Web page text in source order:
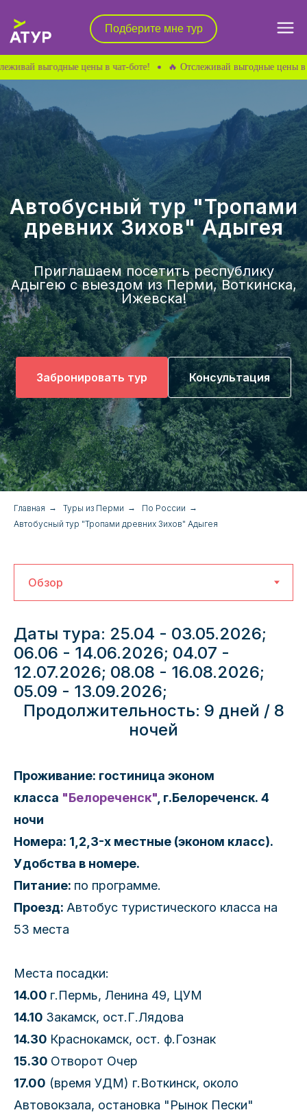
Подбор тура
🔥 Горящие туры
Почему А-ТУР
Подберите мне тур
Подберите мне тур
цены в чат-боте! 🔥 Отслеживай выгодные цены в чат-боте!
Автобусный тур "Тропами
древних Зихов" Адыгея
Приглашаем посетить республику
Адыгею с выездом из Перми, Воткинска,
Ижевска!
Забронировать тур Консультация
Главная → Туры из Перми → По России →
Автобусный тур "Тропами древних Зихов" Адыгея
Даты тура: 25.04 - 03.05.2026;
06.06 - 14.06.2026; 04.07 -
12.07.2026; 08.08 - 16.08.2026;
05.09 - 13.09.2026;
Продолжительность: 9 дней / 8
ночей
Проживание: гостиница эконом
класса "Белореченск" , г.Белореченск. 4
ночи
Номера: 1,2,3-х местные (эконом класс).
Удобства в номере.
Питание: по программе.
Проезд: Автобус туристического класса на
53 места
Места посадки:
14.00 г.Пермь, Ленина 49, ЦУМ
14.10 Закамск, ост.Г.Лядова
14.30 Краснокамск, ост. ф.Гознак
15.30 Отворот Очер
17.00 (время УДМ) г.Воткинск, около
Автовокзала, остановка "Рынок Пески"